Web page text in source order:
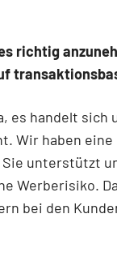
richtig
es handelt sich
Wir haben
unterstützt
Werberisiko.
bei den